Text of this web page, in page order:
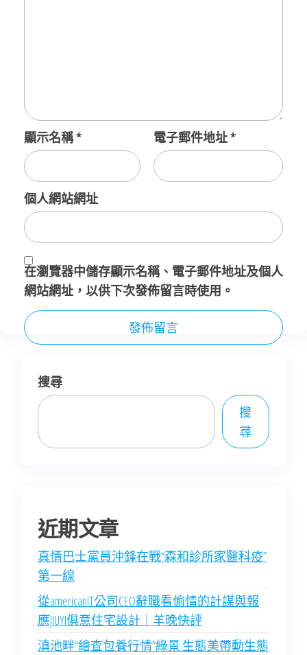
顯示名稱* 電子郵件地址*
個人網站網址
在瀏覽器中儲存顯示名稱、電子郵件地址及個人
網站網址，以供下次發佈留言時使用。
搜尋
搜
尋
近期文章
真情巴士黨員沖鋒在戰“森和診所家醫科疫”
第一線
從americanIT公司CEO辭職看偷情的計謀與報
應JIUYI俱意住宅設計｜羊晚快評
滇池畔“繪查包養行情”綠景 生態美帶動生態